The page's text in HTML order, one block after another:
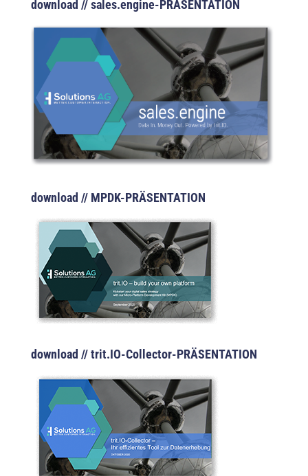
download // sales.engine-PRÄSENTATION
download // MPDK-PRÄSENTATION
download // trit.IO-Collector-PRÄSENTATION